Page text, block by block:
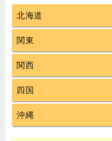
北海道
関東
関西
四国
沖縄